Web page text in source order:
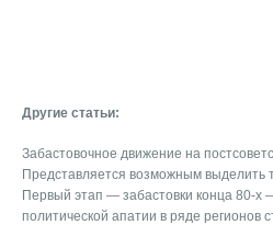
Другие статьи:
Забастовочное движение на
Представляется возможным выделить
Первый этап — забастовки конца 80-х
политической апатии в ряде регионов